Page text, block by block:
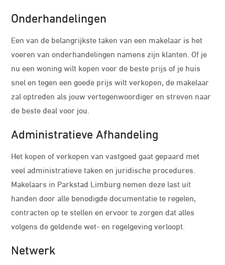
Onderhandelingen
Een van de belangrijkste taken van een makelaar is het
voeren van onderhandelingen namens zijn klanten. Of je
nu een woning wilt kopen voor de beste prijs of je huis
snel en tegen een goede prijs wilt verkopen, de makelaar
zal optreden als jouw vertegenwoordiger en streven naar
de beste deal voor jou.
Administratieve Afhandeling
Het kopen of verkopen van vastgoed gaat gepaard met
veel administratieve taken en juridische procedures.
Makelaars in Parkstad Limburg nemen deze last uit
handen door alle benodigde documentatie te regelen,
contracten op te stellen en ervoor te zorgen dat alles
volgens de geldende wet- en regelgeving verloopt.
Netwerk